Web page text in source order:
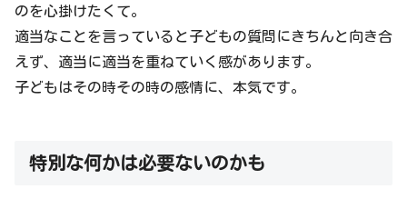
のを心掛けたくて。
適当なことを言っていると子どもの質問にきちんと向き合
えず、適当に適当を重ねていく感があります。
子どもはその時その時の感情に、本気です。
特別な何かは必要ないのかも